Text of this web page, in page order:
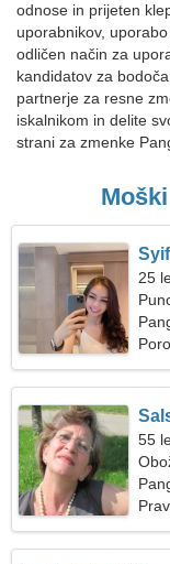
odnose in prijeten
uporabnikov,
odličen način za
kandidatov za
partnerje za resne
iskalnikom in delite
strani za zmenke
25
55